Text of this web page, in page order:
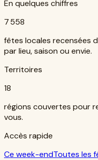
En quelques chiffres
7 558
fêtes locales recensées
par lieu, saison ou envie.
Territoires
18
régions couvertes pour
vous.
Accès rapide
Ce week-endToutes les